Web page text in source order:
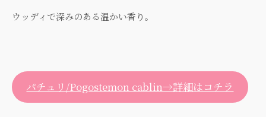
ウッディで深みのある温かい香り。
パチュリ/Pogostemon cablin→詳細はコチラ